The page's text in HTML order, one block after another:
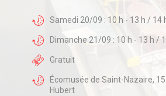
Samedi 20/09 : 10 h - 13 h / 14
Dimanche 21/09 : 10 h - 13 h /
Gratuit
Écomusée de Saint-Nazaire,
Hubert